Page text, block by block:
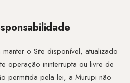
o Site disponível, atualizado
operação ininterrupta ou livre de
permitida pela lei, a Murupi não